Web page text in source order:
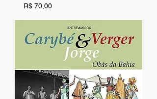
Preço
R$ 70,00